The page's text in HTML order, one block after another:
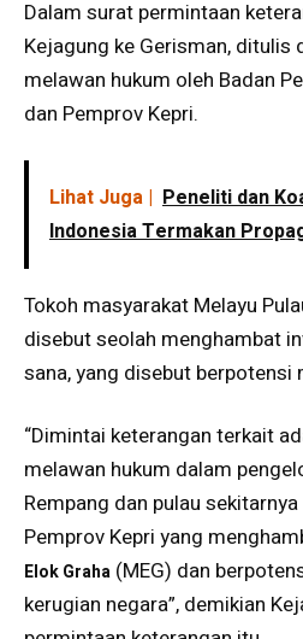
Dalam surat permintaan
Kejagung ke Gerisman, ditulis
melawan hukum oleh Badan
dan Pemprov Kepri.
Lihat Juga | Peneliti dan
Indonesia Termakan
Tokoh masyarakat Melayu
disebut seolah menghambat
sana, yang disebut berpotensi
“Dimintai keterangan terkait
melawan hukum dalam
Rempang dan pulau
Pemprov Kepri yang
Elok Graha (MEG) dan
kerugian negara”, demikian